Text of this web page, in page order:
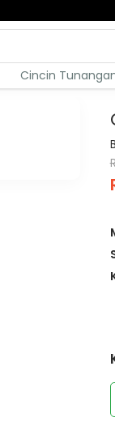
Cincin